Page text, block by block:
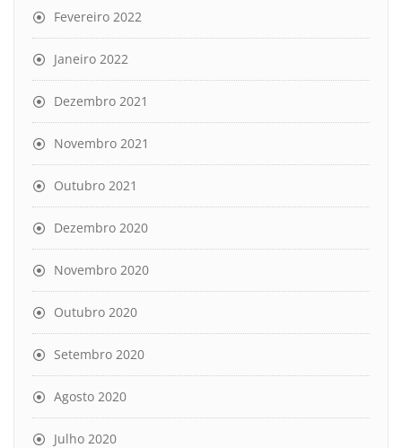
Fevereiro 2022
Janeiro 2022
Dezembro 2021
Novembro 2021
Outubro 2021
Dezembro 2020
Novembro 2020
Outubro 2020
Setembro 2020
Agosto 2020
Julho 2020